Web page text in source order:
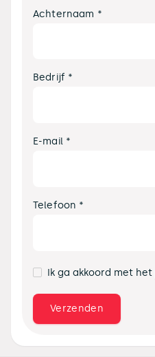
Achternaam *
Bedrijf *
E-mail *
Telefoon *
Ik ga akkoord met het